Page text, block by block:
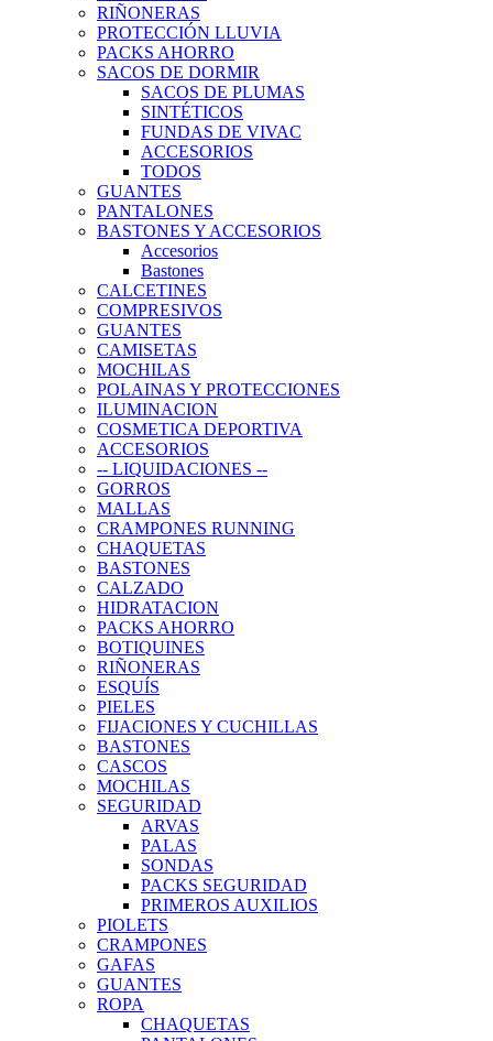
RIÑONERAS
PROTECCIÓN LLUVIA
PACKS AHORRO
SACOS DE DORMIR
SACOS DE PLUMAS
SINTÉTICOS
FUNDAS DE VIVAC
ACCESORIOS
TODOS
GUANTES
PANTALONES
BASTONES Y ACCESORIOS
Accesorios
Bastones
CALCETINES
COMPRESIVOS
GUANTES
CAMISETAS
MOCHILAS
POLAINAS Y PROTECCIONES
ILUMINACION
COSMETICA DEPORTIVA
ACCESORIOS
-- LIQUIDACIONES --
GORROS
MALLAS
CRAMPONES RUNNING
CHAQUETAS
BASTONES
CALZADO
HIDRATACION
PACKS AHORRO
BOTIQUINES
RIÑONERAS
ESQUÍS
PIELES
FIJACIONES Y CUCHILLAS
BASTONES
CASCOS
MOCHILAS
SEGURIDAD
ARVAS
PALAS
SONDAS
PACKS SEGURIDAD
PRIMEROS AUXILIOS
PIOLETS
CRAMPONES
GAFAS
GUANTES
ROPA
CHAQUETAS